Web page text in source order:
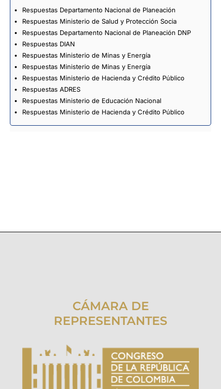
Respuestas Departamento Nacional de Planeación
Respuestas Ministerio de Salud y Protección Socia
Respuestas Departamento Nacional de Planeación DNP
Respuestas DIAN
Respuestas Ministerio de Minas y Energía
Respuestas Ministerio de Minas y Energía
Respuestas Ministerio de Hacienda y Crédito Público
Respuestas ADRES
Respuestas Ministerio de Educación Nacional
Respuestas Ministerio de Hacienda y Crédito Público
CÁMARA DE
REPRESENTANTES